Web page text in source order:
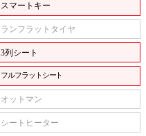
スマートキー
ランフラットタイヤ
3列シート
フルフラットシート
オットマン
シートヒーター